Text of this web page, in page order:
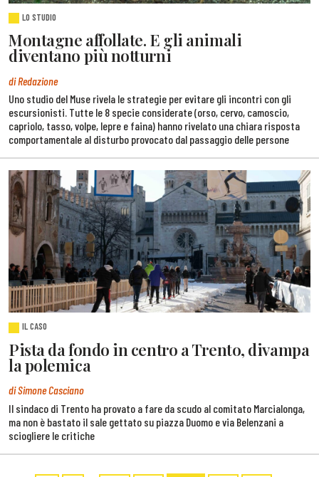
LO STUDIO
Montagne affollate. E gli animali
diventano più notturni
di Redazione
Uno studio del Muse rivela le strategie per evitare gli incontri con gli
escursionisti. Tutte le 8 specie considerate (orso, cervo, camoscio,
capriolo, tasso, volpe, lepre e faina) hanno rivelato una chiara risposta
comportamentale al disturbo provocato dal passaggio delle persone
IL CASO
Pista da fondo in centro a Trento, divampa
la polemica
di Simone Casciano
Il sindaco di Trento ha provato a fare da scudo al comitato Marcialonga,
ma non è bastato il sale gettato su piazza Duomo e via Belenzani a
sciogliere le critiche